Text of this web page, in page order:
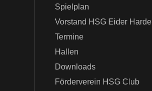
Spielplan
Vorstand HSG Eider Harde
Termine
Hallen
Downloads
Förderverein HSG Club